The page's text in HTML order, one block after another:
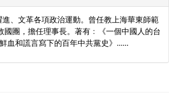
、文革各項政治運動。曾任教上海華東師範
團，擔任理事長。著有﹕《一個中國人的台
血和謊言寫下的百年中共黨史》......